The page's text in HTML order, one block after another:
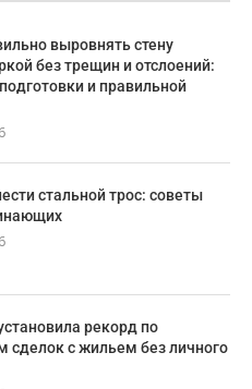
выровнять стену
без трещин и отслоений:
и правильной
стальной трос: советы
рекорд по
сделок с жильем без личного